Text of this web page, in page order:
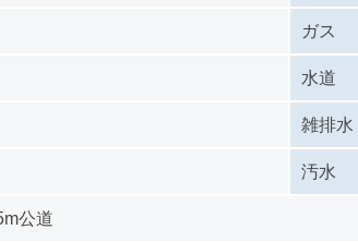
ガス
水道
雑排水
汚水
公道